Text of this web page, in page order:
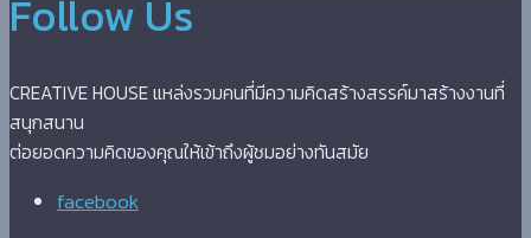
Follow Us
CREATIVE HOUSE แหล่งรวมคนที่มีความคิดสร้างสรรค์มาสร้างงานที่
สนุกสนาน
ต่อยอดความคิดของคุณให้เข้าถึงผู้ชมอย่างทันสมัย
facebook